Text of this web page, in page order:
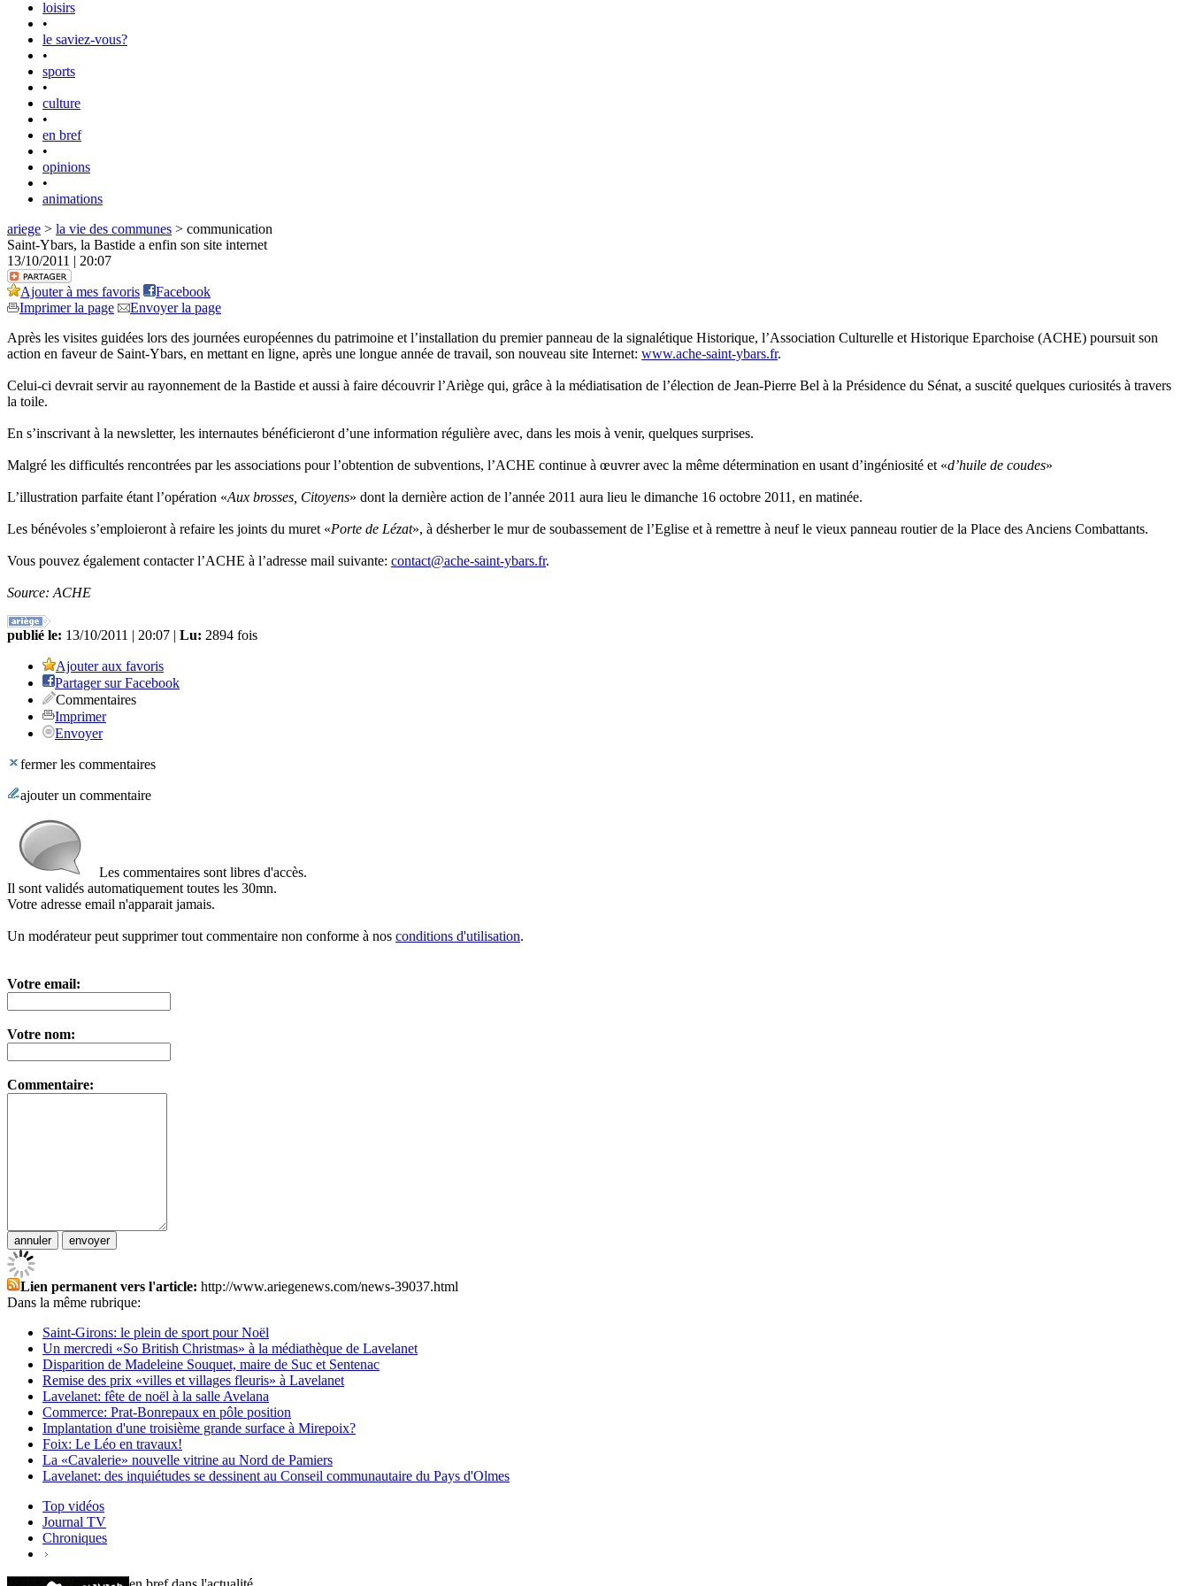
loisirs
•
le saviez-vous?
•
sports
•
culture
•
en bref
•
opinions
•
animations
ariege > la vie des communes > communication
Saint-Ybars, la Bastide a enfin son site internet
13/10/2011 | 20:07
Ajouter à mes favoris
Facebook
Imprimer la page
Envoyer la page
Après les visites guidées lors des journées européennes du patrimoine et l’installation du premier panneau de la signalétique Historique, l’Association Culturelle et Historique Eparchoise (ACHE) poursuit son
action en faveur de Saint-Ybars, en mettant en ligne, après une longue année de travail, son nouveau site Internet: www.ache-saint-ybars.fr.
Celui-ci devrait servir au rayonnement de la Bastide et aussi à faire découvrir l’Ariège qui, grâce à la médiatisation de l’élection de Jean-Pierre Bel à la Présidence du Sénat, a suscité quelques curiosités à travers
la toile.
En s’inscrivant à la newsletter, les internautes bénéficieront d’une information régulière avec, dans les mois à venir, quelques surprises.
Malgré les difficultés rencontrées par les associations pour l’obtention de subventions, l’ACHE continue à œuvrer avec la même détermination en usant d’ingéniosité et «d’huile de coudes»
L’illustration parfaite étant l’opération «Aux brosses, Citoyens» dont la dernière action de l’année 2011 aura lieu le dimanche 16 octobre 2011, en matinée.
Les bénévoles s’emploieront à refaire les joints du muret «Porte de Lézat», à désherber le mur de soubassement de l’Eglise et à remettre à neuf le vieux panneau routier de la Place des Anciens Combattants.
Vous pouvez également contacter l’ACHE à l’adresse mail suivante: contact@ache-saint-ybars.fr.
Source: ACHE
publié le: 13/10/2011 | 20:07 | Lu: 2894 fois
Ajouter aux favoris
Partager sur Facebook
Commentaires
Imprimer
Envoyer
fermer les commentaires
ajouter un commentaire
Les commentaires sont libres d'accès.
Il sont validés automatiquement toutes les 30mn.
Votre adresse email n'apparait jamais.
Un modérateur peut supprimer tout commentaire non conforme à nos conditions d'utilisation.
Votre email:
Votre nom:
Commentaire:
Lien permanent vers l'article: http://www.ariegenews.com/news-39037.html
Dans la même rubrique:
Saint-Girons: le plein de sport pour Noël
Un mercredi «So British Christmas» à la médiathèque de Lavelanet
Disparition de Madeleine Souquet, maire de Suc et Sentenac
Remise des prix «villes et villages fleuris» à Lavelanet
Lavelanet: fête de noël à la salle Avelana
Commerce: Prat-Bonrepaux en pôle position
Implantation d'une troisième grande surface à Mirepoix?
Foix: Le Léo en travaux!
La «Cavalerie» nouvelle vitrine au Nord de Pamiers
Lavelanet: des inquiétudes se dessinent au Conseil communautaire du Pays d'Olmes
Top vidéos
Journal TV
Chroniques